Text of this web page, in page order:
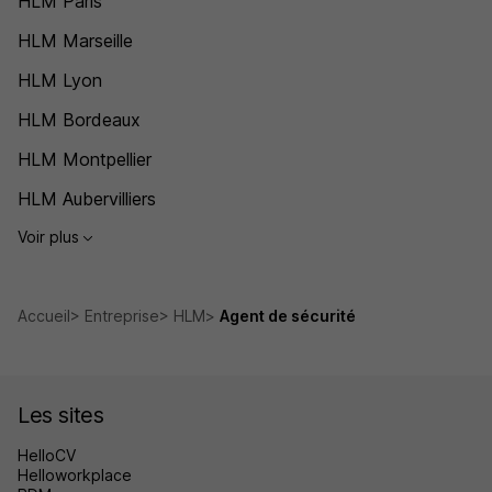
HLM Marseille
HLM Lyon
HLM Bordeaux
HLM Montpellier
HLM Aubervilliers
Voir plus
Accueil Entreprise HLM Agent de sécurité
Les sites
HelloCV
Helloworkplace